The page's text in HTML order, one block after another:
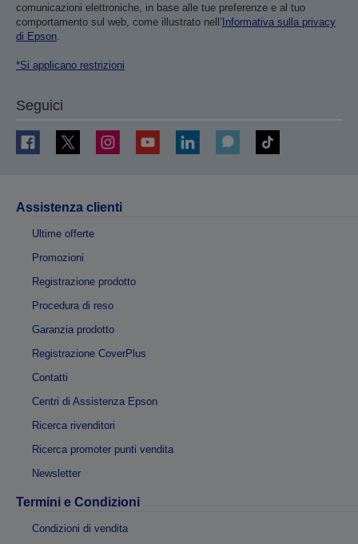
comunicazioni elettroniche, in base alle tue preferenze e al tuo
comportamento sul web, come illustrato nell’Informativa sulla privacy
di Epson
*Si applicano restrizioni
Seguici
Assistenza clienti
Ultime offerte
Promozioni
Registrazione prodotto
Procedura di reso
Garanzia prodotto
Registrazione CoverPlus
Contatti
Centri di Assistenza Epson
Ricerca rivenditori
Ricerca promoter punti vendita
Newsletter
Termini e Condizioni
Condizioni di vendita